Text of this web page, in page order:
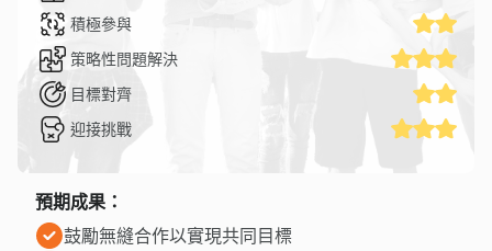
積極參與
策略性問題解決
目標對齊
迎接挑戰
預期成果：
鼓勵無縫合作以實現共同目標